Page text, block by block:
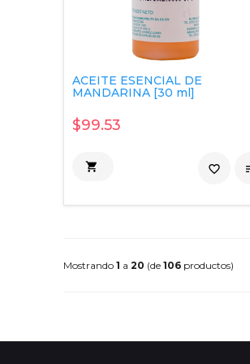
ACEITE ESENCIAL DE
MANDARINA [30 ml]
$99.53
 favorite_border
Mostrando 1 a 20 (de 106productos)